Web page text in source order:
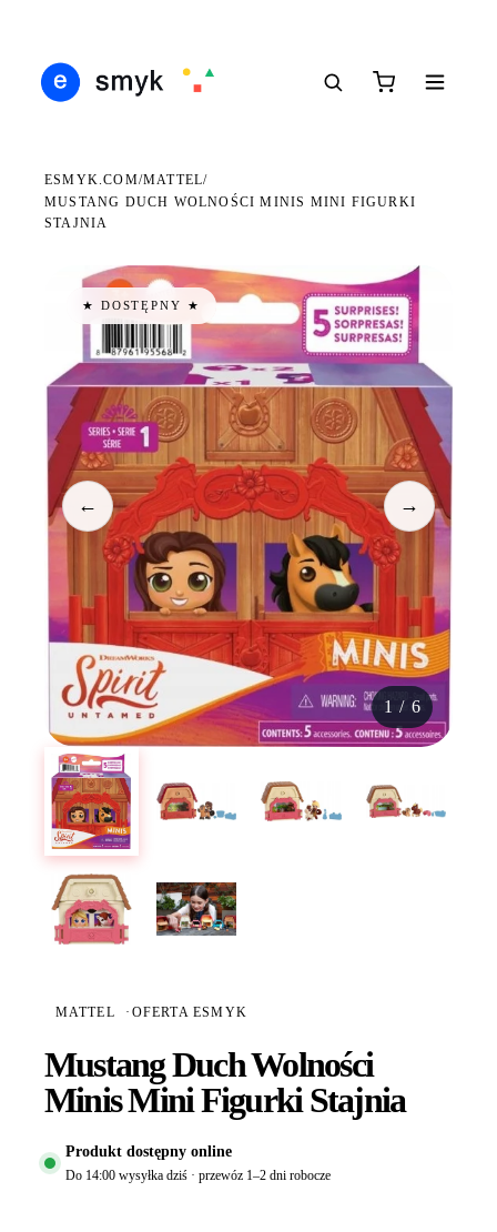
ESMYK.COM/MATTEL/
MUSTANG DUCH WOLNOŚCI MINIS MINI FIGURKI
STAJNIA
★ DOSTĘPNY ★
← →
1 / 6
MATTEL · OFERTA ESMYK
Mustang Duch Wolności
Minis Mini Figurki Stajnia
Produkt dostępny online
Do 14:00 wysyłka dziś · przewóz 1–2 dni robocze